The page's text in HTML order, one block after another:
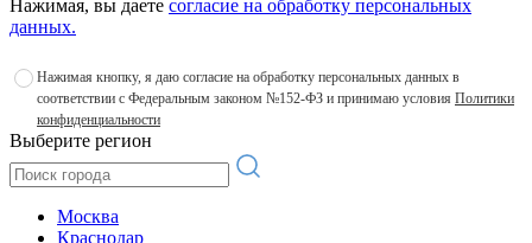
Нажимая, вы даете согласие на обработку персональных
данных.
Нажимая кнопку, я даю согласие на обработку персональных данных в
соответствии с Федеральным законом №152-ФЗ и принимаю условия Политики
конфиденциальности
Выберите регион
Москва
Краснодар